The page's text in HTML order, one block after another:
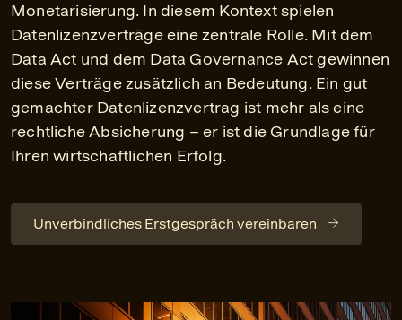
Monetarisierung. In diesem Kontext spielen
Datenlizenzverträge eine zentrale Rolle. Mit dem
Data Act und dem Data Governance Act gewinnen
diese Verträge zusätzlich an Bedeutung. Ein gut
gemachter Datenlizenzvertrag ist mehr als eine
rechtliche Absicherung – er ist die Grundlage für
Ihren wirtschaftlichen Erfolg.
Unverbindliches Erstgespräch vereinbaren